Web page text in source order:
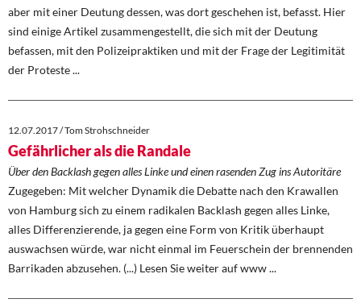
aber mit einer Deutung dessen, was dort geschehen ist, befasst. Hier
sind einige Artikel zusammengestellt, die sich mit der Deutung
befassen, mit den Polizeipraktiken und mit der Frage der Legitimität
der Proteste ...
12.07.2017 / Tom Strohschneider
Gefährlicher als die Randale
Über den Backlash gegen alles Linke und einen rasenden Zug ins Autoritäre
Zugegeben: Mit welcher Dynamik die Debatte nach den Krawallen
von Hamburg sich zu einem radikalen Backlash gegen alles Linke,
alles Differenzierende, ja gegen eine Form von Kritik überhaupt
auswachsen würde, war nicht einmal im Feuerschein der brennenden
Barrikaden abzusehen. (...) Lesen Sie weiter auf www ...